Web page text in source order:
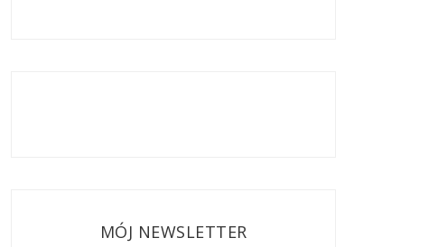
MÓJ NEWSLETTER